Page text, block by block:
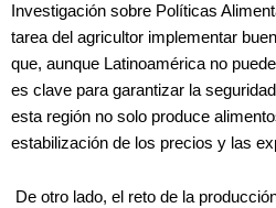
Investigación sobre Políticas
tarea del agricultor implementar
que, aunque Latinoamérica no
es clave para garantizar la
esta región no solo produce
estabilización de los precios y las
De otro lado, el reto de la